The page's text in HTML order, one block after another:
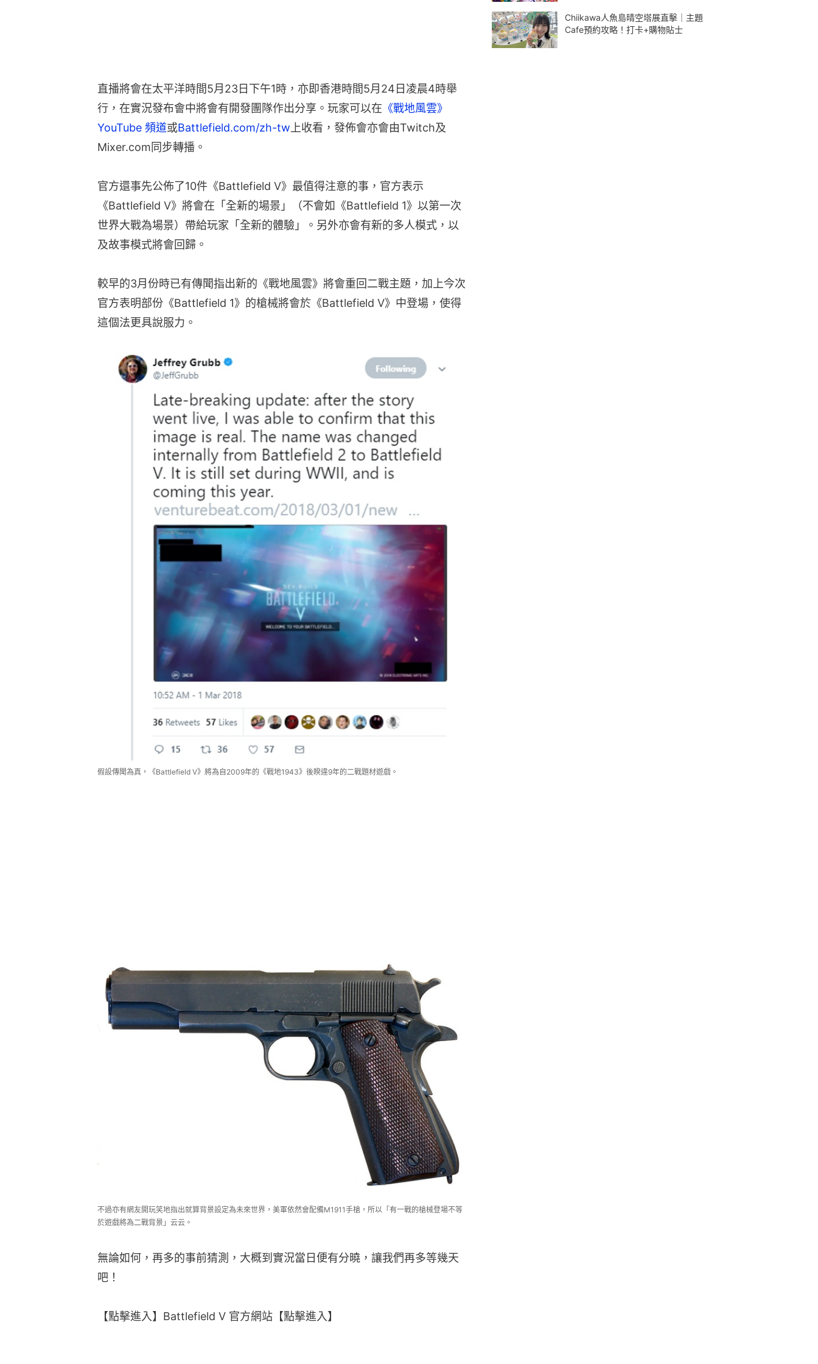
直播將會在太平洋時間5月23日下午1時，亦即香港時間5月24日凌晨4時舉
行，在實況發布會中將會有開發團隊作出分享。玩家可以在 《戰地風雲》
YouTube 頻道或Battlefield.com/zh-tw 上收看，發佈會亦會由Twitch及
Mixer.com同步轉播。
官方還事先公佈了10件《Battlefield V》最值得注意的事，官方表示
《Battlefield V》將會在「全新的場景」（不會如《Battlefield 1》以第一次
世界大戰為場景）帶給玩家「全新的體驗」。另外亦會有新的多人模式，以
及故事模式將會回歸。
較早的3月份時已有傳聞指出新的《戰地風雲》將會重回二戰主題，加上今次
官方表明部份《Battlefield 1》的槍械將會於《Battlefield V》中登場，使得
這個法更具說服力。
假設傳聞為真，《Battlefield V》將為自2009年的《戰地1943》後睽違9年的二戰題材遊戲。
不過亦有網友開玩笑地指出就算背景設定為未來世界，美軍依然會配備M1911手槍，所以「有一戰的槍械登場不等
於遊戲將為二戰背景」云云。
無論如何，再多的事前猜測，大概到實況當日便有分曉，讓我們再多等幾天
吧！
【點擊進入】Battlefield V 官方網站【點擊進入】
Chiikawa人魚島晴空塔展直擊｜主題
Cafe預約攻略！打卡+購物貼士